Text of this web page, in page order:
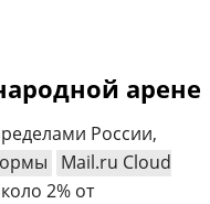
арене
России,
Mail.ru Cloud
2% от